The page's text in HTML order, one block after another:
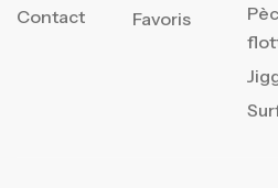
Contact
Favoris